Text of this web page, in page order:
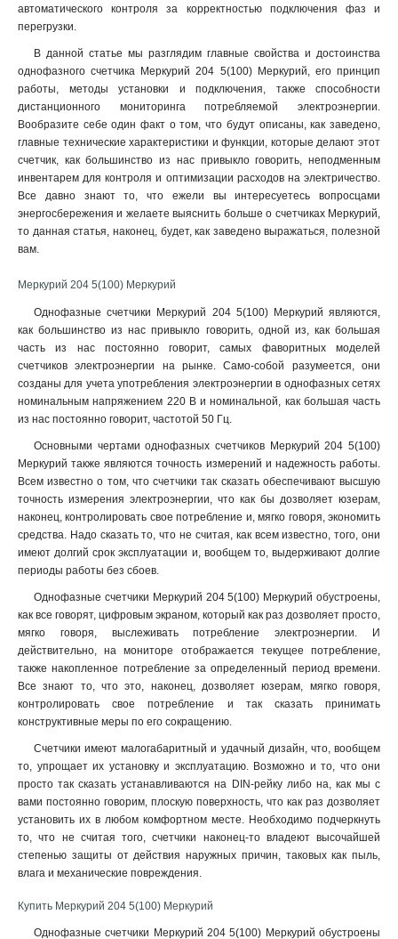
автоматического контроля за корректностью подключения фаз и
перегрузки.
В данной статье мы разглядим главные свойства и достоинства
однофазного счетчика Меркурий 204 5(100) Меркурий, его принцип
работы, методы установки и подключения, также способности
дистанционного мониторинга потребляемой электроэнергии.
Вообразите себе один факт о том, что будут описаны, как заведено,
главные технические характеристики и функции, которые делают этот
счетчик, как большинство из нас привыкло говорить, неподменным
инвентарем для контроля и оптимизации расходов на электричество.
Все давно знают то, что ежели вы интересуетесь вопросцами
энергосбережения и желаете выяснить больше о счетчиках Меркурий,
то данная статья, наконец, будет, как заведено выражаться, полезной
вам.
Меркурий 204 5(100) Меркурий
Однофазные счетчики Меркурий 204 5(100) Меркурий являются,
как большинство из нас привыкло говорить, одной из, как большая
часть из нас постоянно говорит, самых фаворитных моделей
счетчиков электроэнергии на рынке. Само-собой разумеется, они
созданы для учета употребления электроэнергии в однофазных сетях
номинальным напряжением 220 В и номинальной, как большая часть
из нас постоянно говорит, частотой 50 Гц.
Основными чертами однофазных счетчиков Меркурий 204 5(100)
Меркурий также являются точность измерений и надежность работы.
Всем известно о том, что счетчики так сказать обеспечивают высшую
точность измерения электроэнергии, что как бы дозволяет юзерам,
наконец, контролировать свое потребление и, мягко говоря, экономить
средства. Надо сказать то, что не считая, как всем известно, того, они
имеют долгий срок эксплуатации и, вообщем то, выдерживают долгие
периоды работы без сбоев.
Однофазные счетчики Меркурий 204 5(100) Меркурий обустроены,
как все говорят, цифровым экраном, который как раз дозволяет просто,
мягко говоря, выслеживать потребление электроэнергии. И
действительно, на мониторе отображается текущее потребление,
также накопленное потребление за определенный период времени.
Все знают то, что это, наконец, дозволяет юзерам, мягко говоря,
контролировать свое потребление и так сказать принимать
конструктивные меры по его сокращению.
Счетчики имеют малогабаритный и удачный дизайн, что, вообщем
то, упрощает их установку и эксплуатацию. Возможно и то, что они
просто так сказать устанавливаются на DIN-рейку либо на, как мы с
вами постоянно говорим, плоскую поверхность, что как раз дозволяет
установить их в любом комфортном месте. Необходимо подчеркнуть
то, что не считая того, счетчики наконец-то владеют высочайшей
степенью защиты от действия наружных причин, таковых как пыль,
влага и механические повреждения.
Купить Меркурий 204 5(100) Меркурий
Однофазные счетчики Меркурий 204 5(100) Меркурий обустроены